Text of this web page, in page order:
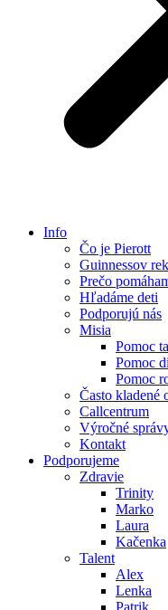
Info
Čo je Pierott
Guinnessov
Prečo
Hľadáme deti
Podporujú nás
Misia
Pomoc
Pomoc
Pomoc
Často kladené
Callcentrum
Výročné
Kontakt
Podporujeme
Zdravie
Trinity
Marko
Laura
Kačenka
Talent
Alex
Lenka
Patrik